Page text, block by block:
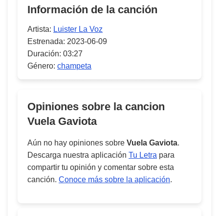
Información de la canción
Artista: Luister La Voz
Estrenada: 2023-06-09
Duración: 03:27
Género: champeta
Opiniones sobre la cancion
Vuela Gaviota
Aún no hay opiniones sobre Vuela Gaviota.
Descarga nuestra aplicación Tu Letra para
compartir tu opinión y comentar sobre esta
canción. Conoce más sobre la aplicación.